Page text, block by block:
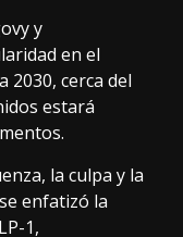
y
en el
2030, cerca del
estará
la culpa y la
enfatizó la
1,